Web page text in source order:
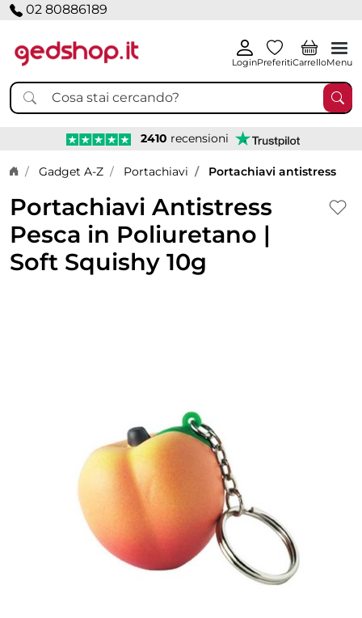
02 80886189
LoginPreferitiCarrelloMenu
2410 recensioni
Home page
Gadget A-Z Portachiavi Portachiavi antistress
Portachiavi Antistress
Pesca in Poliuretano |
Soft Squishy 10g